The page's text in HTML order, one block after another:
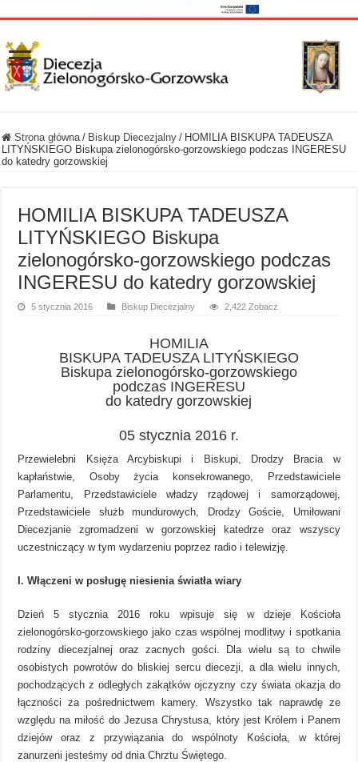
Strona główna / Biskup Diecezjalny / HOMILIA BISKUPA TADEUSZA
LITYŃSKIEGO Biskupa zielonogórsko-gorzowskiego podczas INGERESU
do katedry gorzowskiej
HOMILIA BISKUPA TADEUSZA
LITYŃSKIEGO Biskupa
zielonogórsko-gorzowskiego podczas
INGERESU do katedry gorzowskiej
5 stycznia 2016 Biskup Diecezjalny 2,422 Zobacz
HOMILIA
BISKUPA TADEUSZA LITYŃSKIEGO
Biskupa zielonogórsko-gorzowskiego
podczas INGERESU
do katedry gorzowskiej
05 stycznia 2016 r.
Przewielebni Księża Arcybiskupi i Biskupi, Drodzy Bracia w
kapłaństwie, Osoby życia konsekrowanego, Przedstawiciele
Parlamentu, Przedstawiciele władzy rządowej i samorządowej,
Przedstawiciele służb mundurowych, Drodzy Goście, Umiłowani
Diecezjanie zgromadzeni w gorzowskiej katedrze oraz wszyscy
uczestniczący w tym wydarzeniu poprzez radio i telewizję.
I. Włączeni w posługę niesienia światła wiary
Dzień 5 stycznia 2016 roku wpisuje się w dzieje Kościoła
zielonogórsko-gorzowskiego jako czas wspólnej modlitwy i spotkania
rodziny diecezjalnej oraz zacnych gości. Dla wielu są to chwile
osobistych powrotów do bliskiej sercu diecezji, a dla wielu innych,
pochodzących z odległych zakątków ojczyzny czy świata okazja do
łączności za pośrednictwem kamery. Wszystko tak naprawdę ze
względu na miłość do Jezusa Chrystusa, który jest Królem i Panem
dziejów oraz z przywiązania do wspólnoty Kościoła, w której
zanurzeni jesteśmy od dnia Chrztu Świętego.